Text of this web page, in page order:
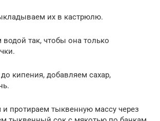
их в кастрюлю.
так, чтобы она только
кипения, добавляем сахар,
протираем тыквенную массу через